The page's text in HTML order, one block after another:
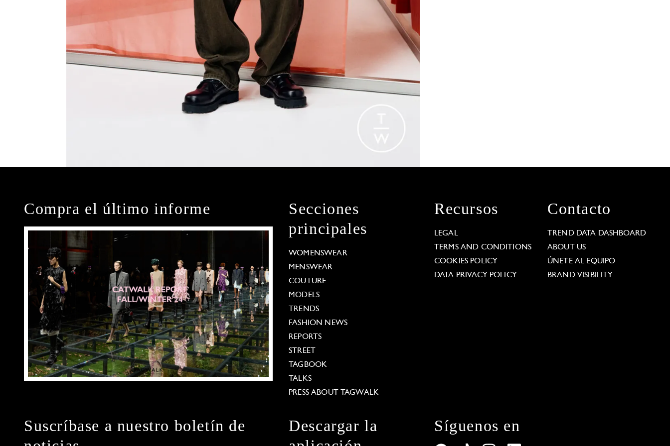
Compra el último informe
Secciones
principales
WOMENSWEAR
MENSWEAR
COUTURE
MODELS
TRENDS
FASHION NEWS
REPORTS
STREET
TAGBOOK
TALKS
PRESS ABOUT TAGWALK
Recursos
LEGAL
TERMS AND CONDITIONS
COOKIES POLICY
DATA PRIVACY POLICY
Contacto
TREND DATA DASHBOARD
ABOUT US
ÚNETE AL EQUIPO
BRAND VISIBILITY
Suscríbase a nuestro boletín de
Descargar la
Síguenos en